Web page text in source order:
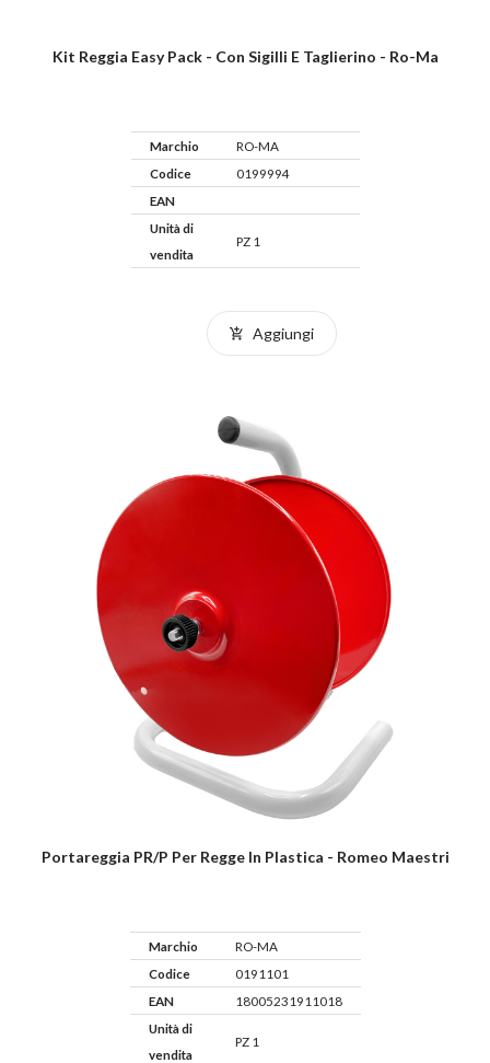
Kit Reggia Easy Pack - Con Sigilli E Taglierino - Ro-Ma
Marchio
RO-MA
Codice
0199994
EAN
Unità di
vendita
PZ 1
Aggiungi
Portareggia PR/P Per Regge In Plastica - Romeo Maestri
Marchio
RO-MA
Codice
0191101
EAN
18005231911018
Unità di
vendita
PZ 1